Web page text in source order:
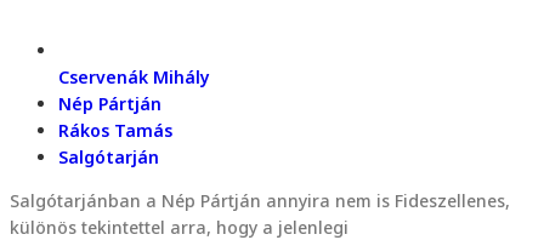
Cservenák Mihály
Nép Pártján
Rákos Tamás
Salgótarján
Salgótarjánban a Nép Pártján annyira nem is Fideszellenes,
különös tekintettel arra, hogy a jelenlegi